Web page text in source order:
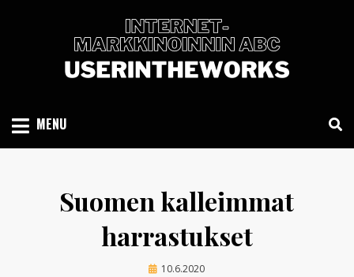
USERINTHEWORKS.COM
MENU
Suomen kalleimmat
harrastukset
byuserintheworks
Posted
10.6.2020